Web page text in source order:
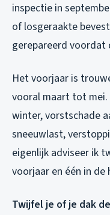
inspectie in
of losgeraakte
gerepareerd voordat
Het voorjaar is
vooral maart tot mei.
winter, vorstschade
sneeuwlast,
eigenlijk adviseer ik
voorjaar en één in de
Twijfel je of je dak